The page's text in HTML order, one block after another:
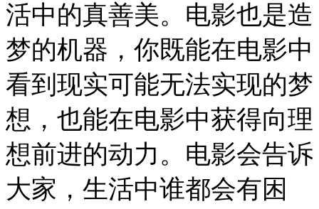
活中的真善美。电影也是造
梦的机器，你既能在电影中
看到现实可能无法实现的梦
想，也能在电影中获得向理
想前进的动力。电影会告诉
大家，生活中谁都会有困